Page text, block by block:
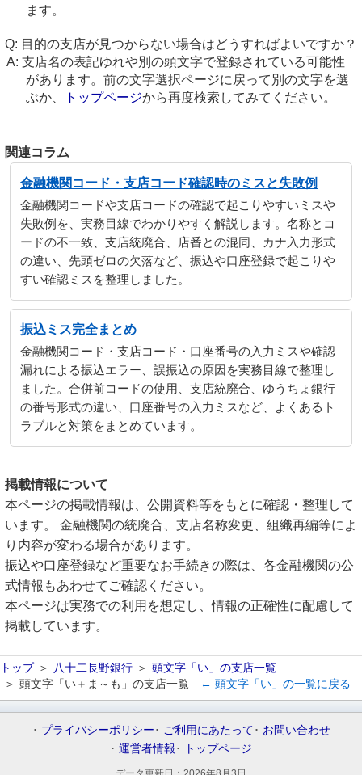
ます。
目的の支店が見つからない場合はどうすればよいですか？
支店名の表記ゆれや別の頭文字で登録されている可能性
があります。前の文字選択ページに戻って別の文字を選
ぶか、
トップページから再度検索してみてください。
関連コラム
金融機関コード・支店コード確認時のミスと失敗例
金融機関コードや支店コードの確認で起こりやすいミスや
失敗例を、実務目線でわかりやすく解説します。名称とコ
ードの不一致、支店統廃合、店番との混同、カナ入力形式
の違い、先頭ゼロの欠落など、振込や口座登録で起こりや
すい確認ミスを整理しました。
振込ミス完全まとめ
金融機関コード・支店コード・口座番号の入力ミスや確認
漏れによる振込エラー、誤振込の原因を実務目線で整理し
ました。合併前コードの使用、支店統廃合、ゆうちょ銀行
の番号形式の違い、口座番号の入力ミスなど、よくあるト
ラブルと対策をまとめています。
掲載情報について
本ページの掲載情報は、公開資料等をもとに確認・整理して
います。 金融機関の統廃合、支店名称変更、組織再編等によ
り内容が変わる場合があります。
振込や口座登録など重要なお手続きの際は、各金融機関の公
式情報もあわせてご確認ください。
本ページは実務での利用を想定し、情報の正確性に配慮して
掲載しています。
トップ 八十二長野銀行
頭文字「い」の支店一覧
頭文字「い＋ま～も」の支店一覧
← 頭文字「い」の一覧に戻る
プライバシーポリシー ご利用にあたって
お問い合わせ
運営者情報
トップページ